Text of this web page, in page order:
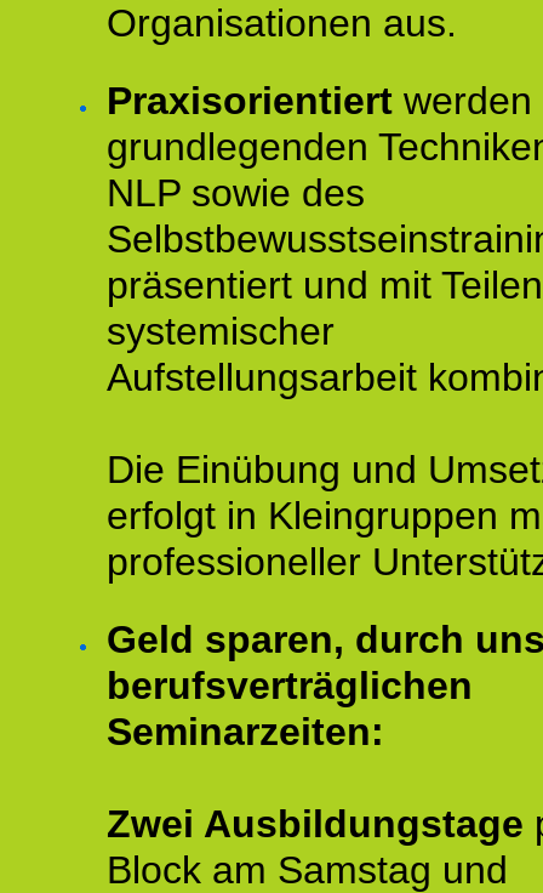
Organisationen aus.
Praxisorientiert werden
grundlegenden
NLP sowie des
präsentiert und mit Teilen
systemischer
Aufstellungsarbeit
Die Einübung und
erfolgt in Kleingruppen
professioneller
Geld sparen, durch
berufsverträglichen
Seminarzeiten:
Zwei Ausbildungstage
Block am Samstag und